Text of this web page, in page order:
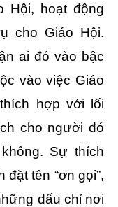
Hội, hoạt động
cho Giáo Hội.
ai đó vào bậc
vào việc Giáo
hợp với lối
cho người đó
Sự thích
tên “ơn gọi”,
dấu chỉ nơi